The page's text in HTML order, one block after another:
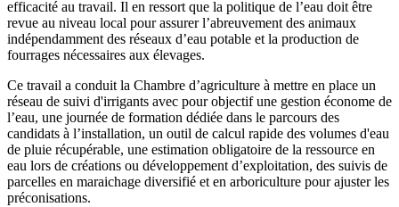
efficacité au travail. Il en ressort que la politique de l’eau doit être
revue au niveau local pour assurer l’abreuvement des animaux
indépendamment des réseaux d’eau potable et la production de
fourrages nécessaires aux élevages.
Ce travail a conduit la Chambre d’agriculture à mettre en place un
réseau de suivi d'irrigants avec pour objectif une gestion économe de
l’eau, une journée de formation dédiée dans le parcours des
candidats à l’installation, un outil de calcul rapide des volumes d'eau
de pluie récupérable, une estimation obligatoire de la ressource en
eau lors de créations ou développement d’exploitation, des suivis de
parcelles en maraichage diversifié et en arboriculture pour ajuster les
préconisations.